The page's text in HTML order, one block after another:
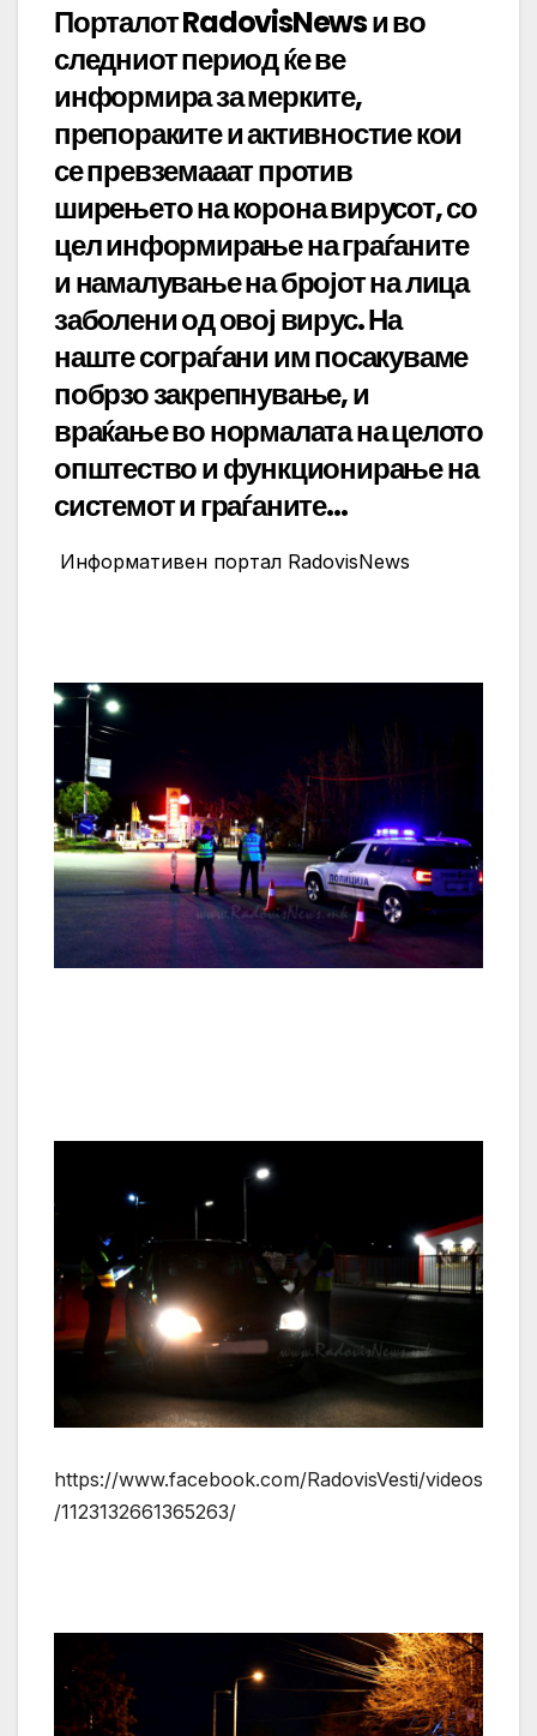
Порталот RadovisNews и во
следниот период ќе ве
информира за мерките,
препораките и активностие кои
се превземааат против
ширењето на корона вирусот, со
цел информирање на граѓаните
и намалување на бројот на лица
заболени од овој вирус. На
наште сограѓани им посакуваме
побрзо закрепнување, и
враќање во нормалата на целото
општество и функционирање на
системот и граѓаните…
Информативен портал RadovisNews
https://www.facebook.com/RadovisVesti/videos
/1123132661365263/